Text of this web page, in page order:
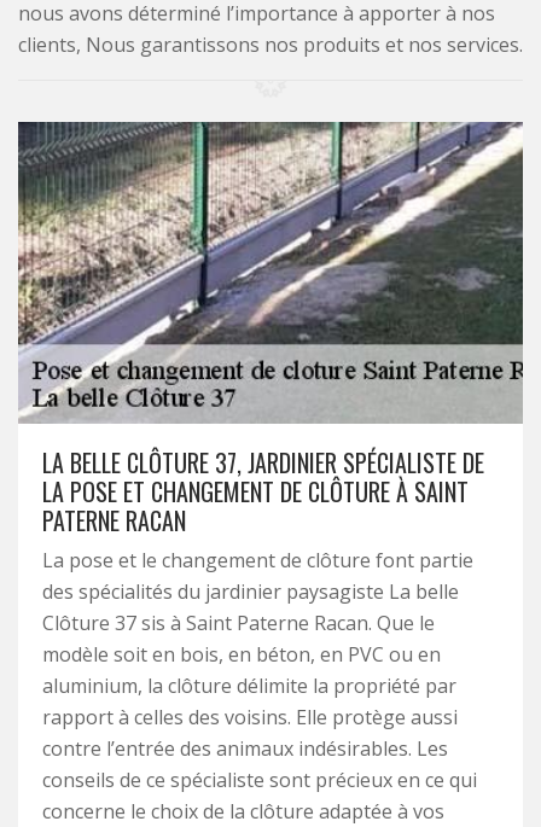
nous avons déterminé l’importance à apporter à nos
clients, Nous garantissons nos produits et nos services.
LA BELLE CLÔTURE 37, JARDINIER SPÉCIALISTE DE
LA POSE ET CHANGEMENT DE CLÔTURE À SAINT
PATERNE RACAN
La pose et le changement de clôture font partie
des spécialités du jardinier paysagiste La belle
Clôture 37 sis à Saint Paterne Racan. Que le
modèle soit en bois, en béton, en PVC ou en
aluminium, la clôture délimite la propriété par
rapport à celles des voisins. Elle protège aussi
contre l’entrée des animaux indésirables. Les
conseils de ce spécialiste sont précieux en ce qui
concerne le choix de la clôture adaptée à vos